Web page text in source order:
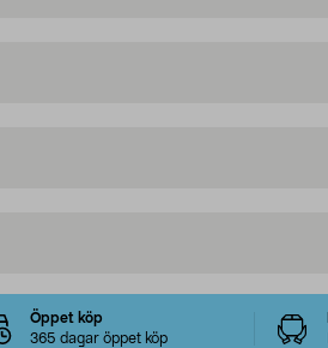
Öppet köp
365 dagar öppet köp